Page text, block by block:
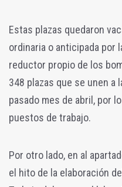
Estas plazas quedaron
ordinaria o anticipada por
reductor propio de los
348 plazas que se unen a
pasado mes de abril, por
puestos de trabajo.
Por otro lado, en al
el hito de la elaboración